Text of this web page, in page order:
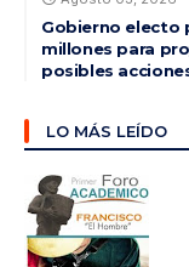
Gobierno electo
millones para
posibles
LO MÁS LEÍDO